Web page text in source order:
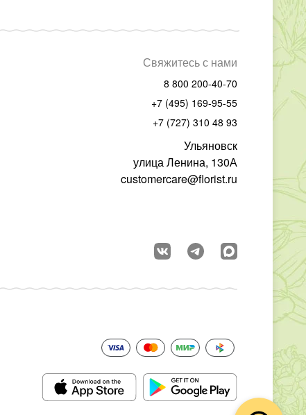
Свяжитесь с нами
8 800 200-40-70
+7 (495) 169-95-55
+7 (727) 310 48 93
Ульяновск
улица Ленина, 130А
customercare@florist.ru